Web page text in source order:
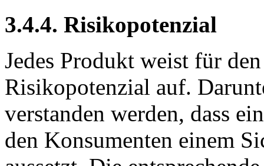
3.4.4. Risikopotenzial
Jedes Produkt weist für
Risikopotenzial auf.
verstanden werden, dass
den Konsumenten einem